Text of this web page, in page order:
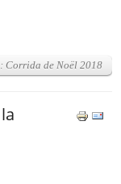
Corrida de Noël 2018